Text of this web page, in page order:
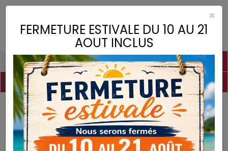
Toggle
PIGMENTS CHAUX CHARGES LIANTS
COLLES DROGUERIE MATÉRIEL DESTOCKAGE
Pigments Ocre Jaune Foncé
×
FERMETURE ESTIVALE DU 10 AU 21
AOUT INCLUS